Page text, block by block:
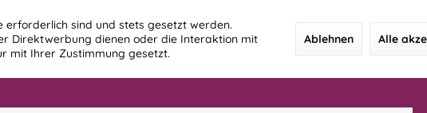
erforderlich sind und stets gesetzt werden.
Direktwerbung dienen oder die Interaktion mit
mit Ihrer Zustimmung gesetzt.
Ablehnen Alle